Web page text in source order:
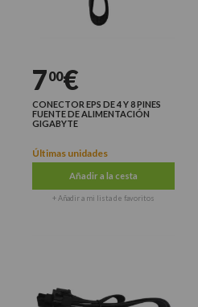
700€
CONECTOR EPS DE 4 Y 8 PINES
FUENTE DE ALIMENTACIÓN
GIGABYTE
Últimas unidades
Añadir a la cesta
+ Añadir a mi lista de favoritos